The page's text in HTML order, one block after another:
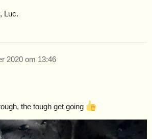
Luc.
2020 om 13:46
the tough get going